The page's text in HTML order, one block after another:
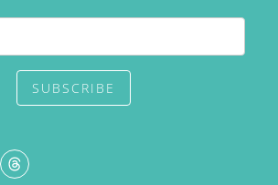
SUBSCRIBE